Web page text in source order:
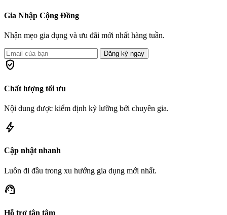
Gia Nhập Cộng Đồng
Nhận mẹo gia dụng và ưu đãi mới nhất hàng tuần.
Đăng ký ngay
verified_user
Chất lượng tối ưu
Nội dung được kiểm định kỹ lưỡng bởi chuyên gia.
bolt
Cập nhật nhanh
Luôn đi đầu trong xu hướng gia dụng mới nhất.
support_agent
Hỗ trợ tận tâm